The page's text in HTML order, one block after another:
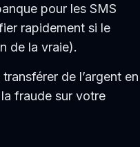
pour les SMS
rapidement si le
de la vraie).
de l’argent en
fraude sur votre